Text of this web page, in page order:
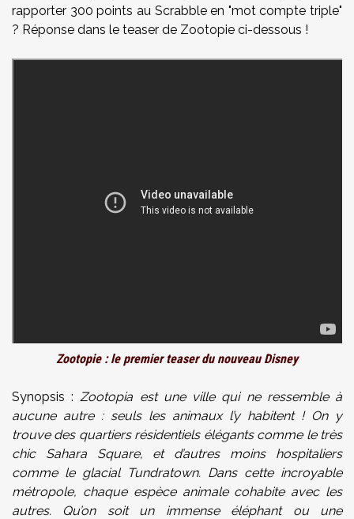
rapporter 300 points au Scrabble en "mot compte triple"
? Réponse dans le teaser de Zootopie ci-dessous !
Zootopie : le premier teaser du nouveau Disney
Synopsis :Zootopia est une ville qui ne ressemble à
aucune autre : seuls les animaux l’y habitent ! On y
trouve des quartiers résidentiels élégants comme le très
chic Sahara Square, et d’autres moins hospitaliers
comme le glacial Tundratown. Dans cette incroyable
métropole, chaque espèce animale cohabite avec les
autres. Qu’on soit un immense éléphant ou une